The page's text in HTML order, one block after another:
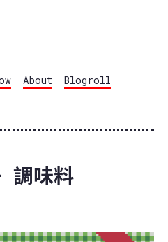
About
Blogroll
味料